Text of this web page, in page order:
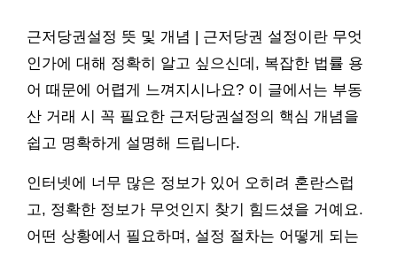
근저당권설정 뜻 및 개념 | 근저당권 설정이란 무엇
인가에 대해 정확히 알고 싶으신데, 복잡한 법률 용
어 때문에 어렵게 느껴지시나요? 이 글에서는 부동
산 거래 시 꼭 필요한 근저당권설정의 핵심 개념을
쉽고 명확하게 설명해 드립니다.
인터넷에 너무 많은 정보가 있어 오히려 혼란스럽
고, 정확한 정보가 무엇인지 찾기 힘드셨을 거예요.
어떤 상황에서 필요하며, 설정 절차는 어떻게 되는